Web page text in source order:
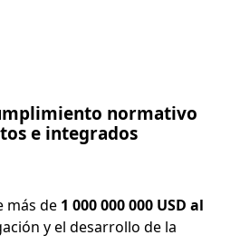
normativo
e integrados
más de 1 000 000 000 USD al
y el desarrollo de la